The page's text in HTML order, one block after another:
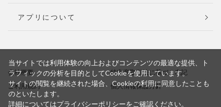
アプリについて
会社概要
特定商取引法に基づく表記
ご利用規約
個人情報保護方針
当サイトでは利用体験の向上およびコンテンツの最適な提供、ト
ラフィックの分析を目的としてCookieを使用しています。
サイトの閲覧を継続された場合、Cookieの利用に同意したことも
のといたします。
詳細についてはプライバシーポリシーをご確認ください。